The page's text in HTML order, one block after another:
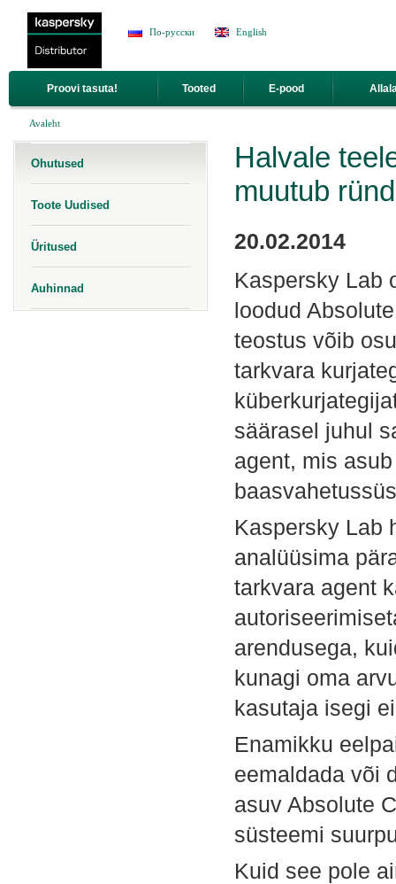
По-русски English
Proovi tasuta! Tooted E-pood
Sa oled siin
Avaleht
Ohutused
Toote Uudised
Üritused
Auhinnad
Halvale
muutub
20.02.2014
Kaspersky Lab
loodud
teostus võib
tarkvara
säärasel juhul
agent, mis
Kaspersky Lab
analüüsima
tarkvara agent
arendusega,
kunagi oma
kasutaja isegi
Enamikku
eemaldada või
asuv Absolute
süsteemi
Kuid see pole